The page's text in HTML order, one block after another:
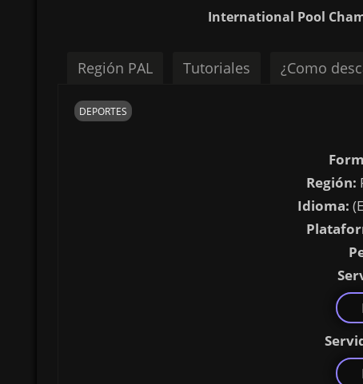
International Pool
Región PAL Tutoriales ¿Como
DEPORTES
Región:
Idioma: